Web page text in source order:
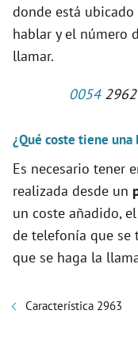
donde está
hablar y el número
llamar.
00542962
¿Qué coste tiene
Es necesario tener
realizada desde un
un coste añadido,
de telefonía que se
que se haga la
Característica 2963